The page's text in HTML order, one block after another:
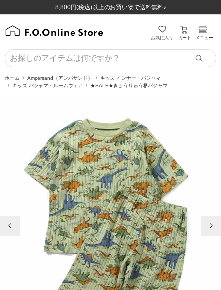
8,800円(税込)以上のお買い物で送料無料♪
ほぼ全品半額！！8/12(水)お昼12:59まで！！
8,800円(税込)以上のお買い物で送料無料♪
ほぼ全品半額！！8/12(水)お昼12:59まで！！
お気に入り カート メニュー
ホーム Ampersand（アンパサンド）
キッズ インナー・パジャマ
キッズ パジャマ・ルームウェア
★SALE★きょうりゅう柄パジャマ